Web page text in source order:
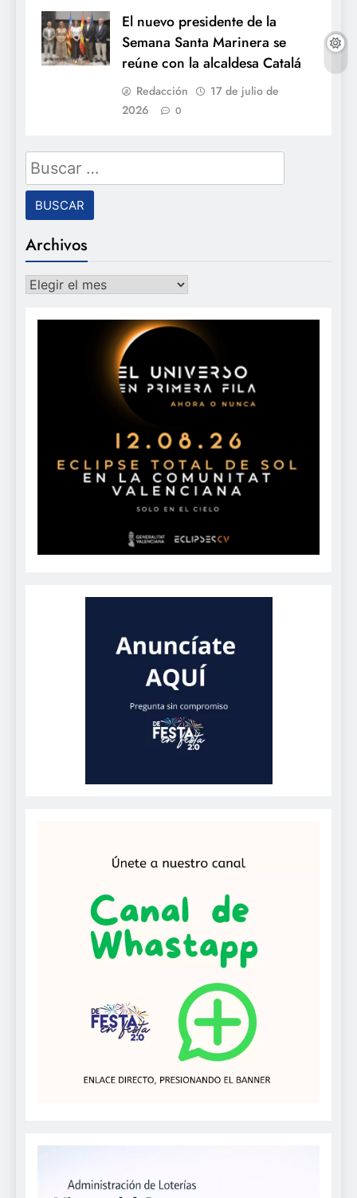
El nuevo presidente de la
Semana Santa Marinera se
reúne con la alcaldesa Catalá
Redacción
17 de julio de
2026
0
Buscar:
Archivos
Archivos